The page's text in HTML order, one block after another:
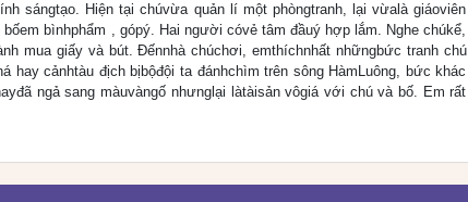
sángtạo. Hiện tại chúvừa quản lí một phòngtranh, lại vừalà giáoviên
bìnhphẩm , gópý. Hai người cóvẻ tâm đầuý hợp lắm. Nghe chúkể,
mua giấy và bút. Đếnnhà chúchơi, emthíchnhất nhữngbức tranh chú
cảnhtàu địch bịbộđội ta đánhchìm trên sông HàmLuông, bức khác
ngả sang màuvàngố nhưnglại làtàisản vôgiá với chú và bố. Em rất